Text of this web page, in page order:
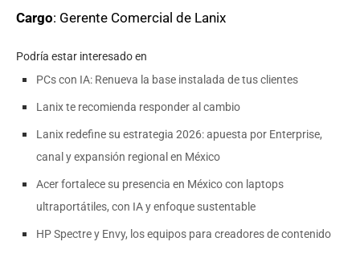
Cargo: Gerente Comercial de Lanix
Podría estar interesado en
PCs con IA: Renueva la base instalada de tus clientes
Lanix te recomienda responder al cambio
Lanix redefine su estrategia 2026: apuesta por Enterprise,
canal y expansión regional en México
Acer fortalece su presencia en México con laptops
ultraportátiles, con IA y enfoque sustentable
HP Spectre y Envy, los equipos para creadores de contenido